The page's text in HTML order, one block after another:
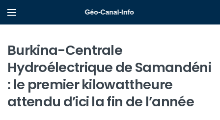
Burkina-Centrale
Hydroélectrique de Samandéni
: le premier kilowattheure
attendu d’ici la fin de l’année